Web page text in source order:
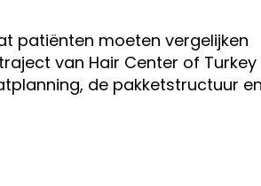
patiënten moeten vergelijken
van Hair Center of Turkey
de pakketstructuur